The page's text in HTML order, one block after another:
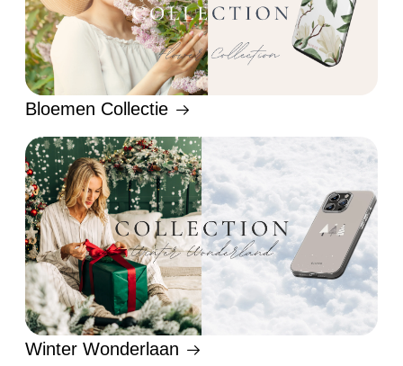
Bloemen Collectie
Winter Wonderlaan